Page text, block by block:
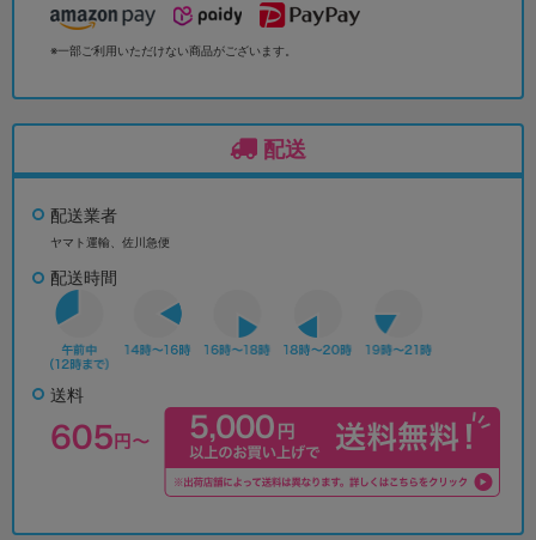
※一部ご利用いただけない商品がございます。
配送
配送業者
ヤマト運輸、佐川急便
配送時間
送料